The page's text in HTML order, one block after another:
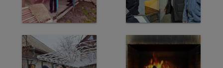
imagini
Galerie
video